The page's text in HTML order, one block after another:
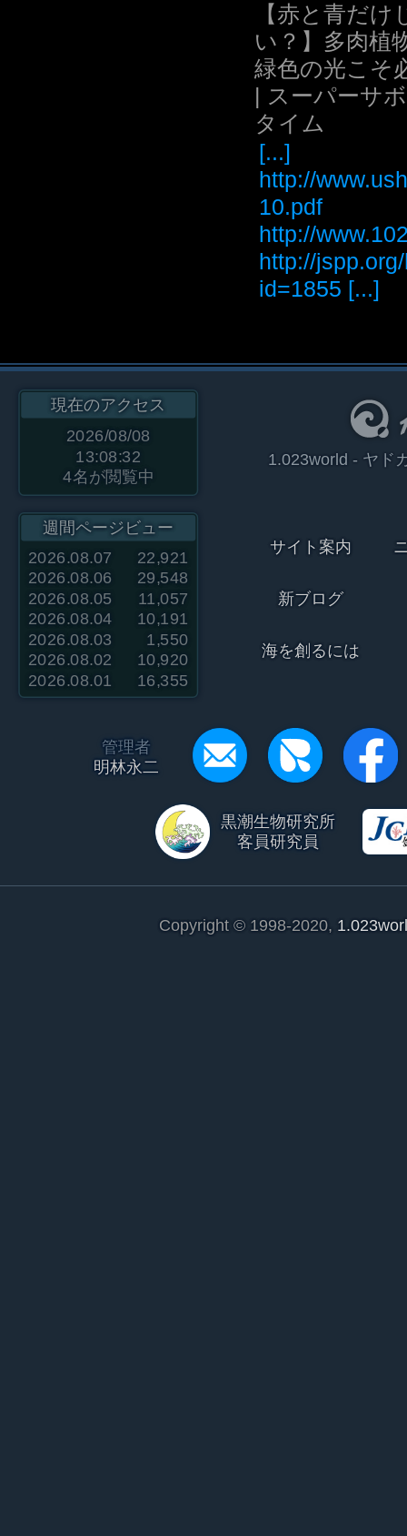
【赤と青だけ
い？】多肉植
緑色の光こそ
| スーパーサ
タイム
[...]
http://
10.pdf
http://
http://
id=1855 [...]
現在のアクセス
2026/08/08
13:08:32
4名が閲覧中
週間ページビュー
2026.08.07
22,921
2026.08.06
29,548
2026.08.05
11,057
2026.08.04
10,191
2026.08.03
1,550
2026.08.02
10,920
2026.08.01
16,355
1.023world - ヤド
サイト案内
新ブログ
海を創るには
管理者
明林永二
黒潮生物研究所
客員研究員
Copyright © 1998-2020,